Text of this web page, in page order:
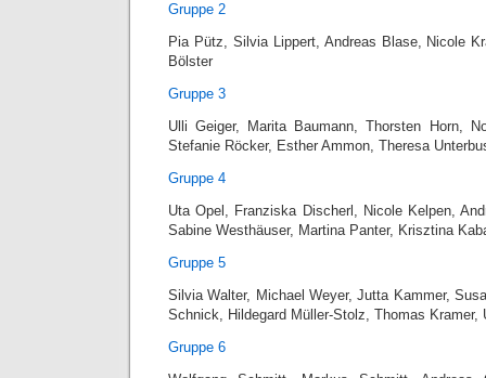
Gruppe 2
Pia Pütz, Silvia Lippert, Andreas Blase, Nicole
Bölster
Gruppe 3
Ulli Geiger, Marita Baumann, Thorsten Horn,
Stefanie Röcker, Esther Ammon, Theresa
Gruppe 4
Uta Opel, Franziska Discherl, Nicole Kelpen,
Sabine Westhäuser, Martina Panter, Krisztina
Gruppe 5
Silvia Walter, Michael Weyer, Jutta Kammer,
Schnick, Hildegard Müller-Stolz, Thomas Kramer,
Gruppe 6